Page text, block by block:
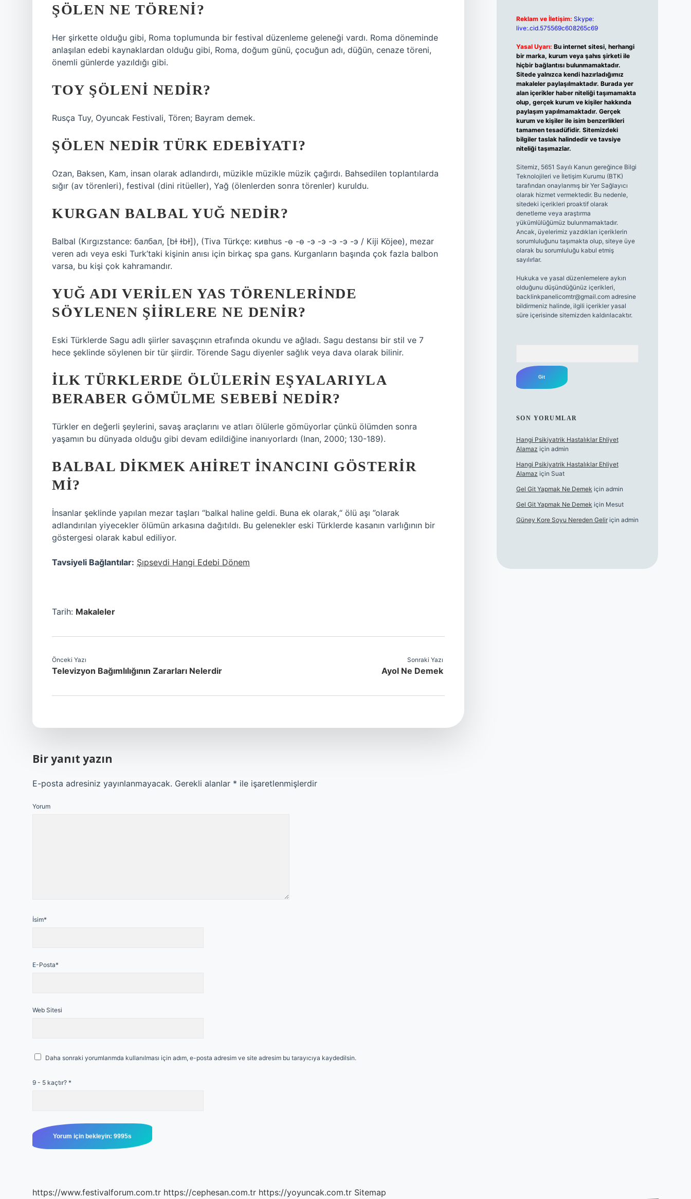
ŞÖLEN NE TÖRENI?
Her şirkette olduğu gibi, Roma toplumunda bir festival düzenleme geleneği vardı. Roma döneminde
anlaşılan edebi kaynaklardan olduğu gibi, Roma, doğum günü, çocuğun adı, düğün, cenaze töreni,
önemli günlerde yazıldığı gibi.
TOY ŞÖLENI NEDIR?
Rusça Tuy, Oyuncak Festivali, Tören; Bayram demek.
ŞÖLEN NEDIR TÜRK EDEBIYATI?
Ozan, Baksen, Kam, insan olarak adlandırdı, müzikle müzikle müzik çağırdı. Bahsedilen toplantılarda
sığır (av törenleri), festival (dini ritüeller), Yağ (ölenlerden sonra törenler) kuruldu.
KURGAN BALBAL YUĞ NEDIR?
Balbal (Kırgızstance: балбал, [bɫ ɫbɫ]), (Tiva Türkçe: кивhus -ө -ө -э -э -э -э -э / Kiji Köjee), mezar
veren adı veya eski Turk’taki kişinin anısı için birkaç spa gans. Kurganların başında çok fazla balbon
varsa, bu kişi çok kahramandır.
YUĞ ADI VERILEN YAS TÖRENLERINDE
SÖYLENEN ŞIIRLERE NE DENIR?
Eski Türklerde Sagu adlı şiirler savaşçının etrafında okundu ve ağladı. Sagu destansı bir stil ve 7
hece şeklinde söylenen bir tür şiirdir. Törende Sagu diyenler sağlık veya dava olarak bilinir.
İLK TÜRKLERDE ÖLÜLERIN EŞYALARIYLA
BERABER GÖMÜLME SEBEBI NEDIR?
Türkler en değerli şeylerini, savaş araçlarını ve atları ölülerle gömüyorlar çünkü ölümden sonra
yaşamın bu dünyada olduğu gibi devam edildiğine inanıyorlardı (Inan, 2000; 130-189).
BALBAL DIKMEK AHIRET INANCINI GÖSTERIR
MI?
İnsanlar şeklinde yapılan mezar taşları “balkal haline geldi. Buna ek olarak,“ ölü aşı ”olarak
adlandırılan yiyecekler ölümün arkasına dağıtıldı. Bu gelenekler eski Türklerde kasanın varlığının bir
göstergesi olarak kabul ediliyor.
Tavsiyeli Bağlantılar: Şıpsevdi Hangi Edebi Dönem
Tarih: Makaleler
Önceki Yazı
Televizyon Bağımlılığının Zararları Nelerdir
Sonraki Yazı
Ayol Ne Demek
Bir yanıt yazın
E-posta adresiniz yayınlanmayacak. Gerekli alanlar * ile işaretlenmişlerdir
Yorum
İsim*
E-Posta*
Web Sitesi
Daha sonraki yorumlarımda kullanılması için adım, e-posta adresim ve site adresim bu tarayıcıya kaydedilsin.
9 - 5 kaçtır? *
https://www.festivalforum.com.tr https://cephesan.com.tr https://yoyuncak.com.tr Sitemap
Reklam ve İletişim: Skype:
live:.cid.575569c608265c69
Yasal Uyarı: Bu internet sitesi, herhangi
bir marka, kurum veya şahıs şirketi ile
hiçbir bağlantısı bulunmamaktadır.
Sitede yalnızca kendi hazırladığımız
makaleler paylaşılmaktadır. Burada yer
alan içerikler haber niteliği taşımamakta
olup, gerçek kurum ve kişiler hakkında
paylaşım yapılmamaktadır. Gerçek
kurum ve kişiler ile isim benzerlikleri
tamamen tesadüfidir. Sitemizdeki
bilgiler taslak halindedir ve tavsiye
niteliği taşımazlar.
Sitemiz, 5651 Sayılı Kanun gereğince Bilgi
Teknolojileri ve İletişim Kurumu (BTK)
tarafından onaylanmış bir Yer Sağlayıcı
olarak hizmet vermektedir. Bu nedenle,
sitedeki içerikleri proaktif olarak
denetleme veya araştırma
yükümlülüğümüz bulunmamaktadır.
Ancak, üyelerimiz yazdıkları içeriklerin
sorumluluğunu taşımakta olup, siteye üye
olarak bu sorumluluğu kabul etmiş
sayılırlar.
Hukuka ve yasal düzenlemelere aykırı
olduğunu düşündüğünüz içerikleri,
backlinkpanelicomtr@gmail.comadresine
bildirmeniz halinde, ilgili içerikler yasal
süre içerisinde sitemizden kaldırılacaktır.
SON YORUMLAR
Hangi Psikiyatrik Hastalıklar Ehliyet
Alamaz için admin
Hangi Psikiyatrik Hastalıklar Ehliyet
Alamaz için Suat
Gel Git Yapmak Ne Demek için admin
Gel Git Yapmak Ne Demek için Mesut
Güney Kore Soyu Nereden Geliriçin admin